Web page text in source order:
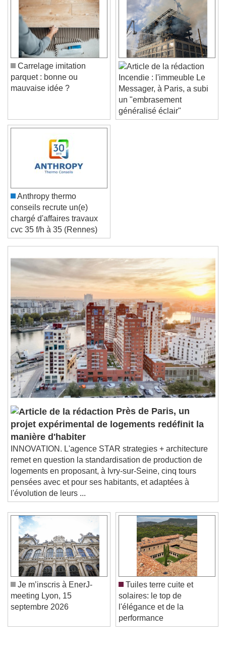
Color Opacity
Caption Area Background
Color
Font Size
Text Edge Style
Font Family
Reset
Close Modal Dialog
Carrelage imitation
parquet : bonne ou
Incendie : l'immeuble Le
Messager, à Paris, a subi
un "embrasement
généralisé éclair"
Anthropy thermo
conseils recrute un(e)
chargé d'affaires travaux
cvc 35 f/h à 35 (Rennes)
Près de Paris, un
projet expérimental de logements redéfinit la
manière d'habiter
INNOVATION. L'agence STAR strategies + architecture
remet en question la standardisation de production de
logements en proposant, à Ivry-sur-Seine, cinq tours
pensées avec et pour ses habitants, et adaptées à
l'évolution de leurs ...
Je m’inscris à EnerJ-
meeting Lyon, 15
Tuiles terre cuite et
solaires: le top de
l'élégance et de la
performance